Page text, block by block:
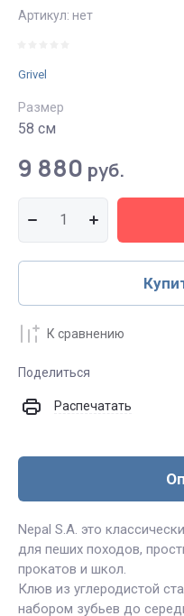
Артикул: нет
Grivel
Размер
58 см
9 880 руб.
К сравнению
Поделиться
Распечатать
Nepal S.A. это
для пеших походов,
прокатов и школ.
Клюв из углеродистой
набором зубьев до